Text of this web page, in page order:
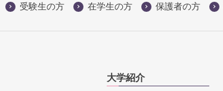
受験生の方 在学生の方 保護者の方
大学紹介